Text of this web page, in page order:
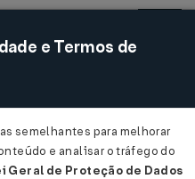
Acessar
e Termos de
semelhantes para melhorar
e analisar o tráfego do
Geral de Proteção de Dados